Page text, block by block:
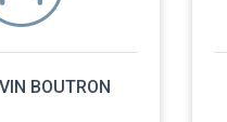
BOUTRON